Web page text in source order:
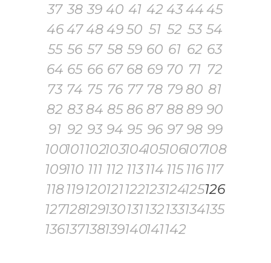
37 38 39 40 41 42 434445
46 474849 50 51 52 53 54
55 56 57 58 59 60 61 62 63
64 65 66 67 68 69 70 71 72
73 74 75 76 77 78 79 80 81
82 83 84 85 86 87 88 89 90
91 92 93 94 95 96 97 98 99
100101102103104105106107108
109110 111 112 113 114 115 116 117
118 119120121122123124125126
127128129130131132133134135
136137138139140141142